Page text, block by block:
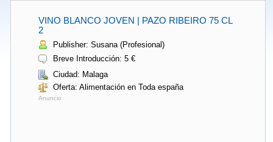
VINO BLANCO JOVEN | PAZO RIBEIRO 75 CL
2
Publisher: Susana (Profesional)
Breve Introducción: 5 €
Ciudad: Malaga
Oferta: Alimentación en Toda españa
Anuncio